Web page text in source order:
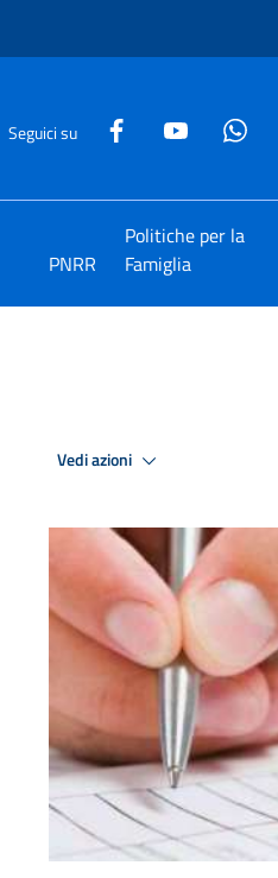
Seguici su
PNRR
Politiche per la
Famiglia
Vedi azioni